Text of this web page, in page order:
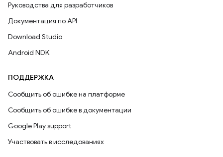
Руководства для разработчиков
Документация по API
Download Studio
Android NDK
ПОДДЕРЖКА
Сообщить об ошибке на платформе
Сообщить об ошибке в документации
Google Play support
Участвовать в исследованиях